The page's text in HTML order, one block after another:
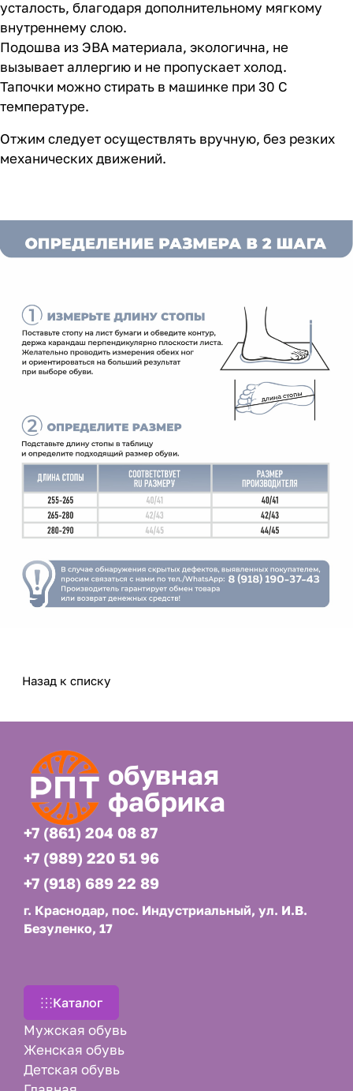
усталость, благодаря дополнительному мягкому
внутреннему слою.
Подошва из ЭВА материала, экологична, не
вызывает аллергию и не пропускает холод.
Тапочки можно стирать в машинке при 30 С
температуре.
Отжим следует осуществлять вручную, без резких
механических движений.
Назад к списку
обувная
фабрика
+7 (861) 204 08 87
+7 (989) 220 51 96
+7 (918) 689 22 89
г. Краснодар, пос. Индустриальный, ул. И.В.
Безуленко, 17
Каталог
Мужская обувь
Женская обувь
Детская обувь